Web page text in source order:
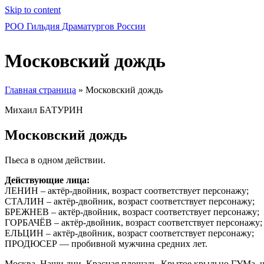
Skip to content
РОО Гильдия Драматургов России
Московский дождь
Главная страница » Московский дождь
Михаил БАТУРИН
Московский дождь
Пьеса в одном действии.
Действующие лица:
ЛЕНИН – актёр-двойник, возраст соответствует персонажу;
СТАЛИН – актёр-двойник, возраст соответствует персонажу;
БРЕЖНЕВ – актёр-двойник, возраст соответствует персонажу;
ГОРБАЧЁВ – актёр-двойник, возраст соответствует персонажу;
ЕЛЬЦИН – актёр-двойник, возраст соответствует персонажу;
ПРОДЮСЕР — пробивной мужчина средних лет.